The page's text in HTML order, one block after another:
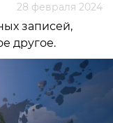
28 февраля 2024
записей,
другое.